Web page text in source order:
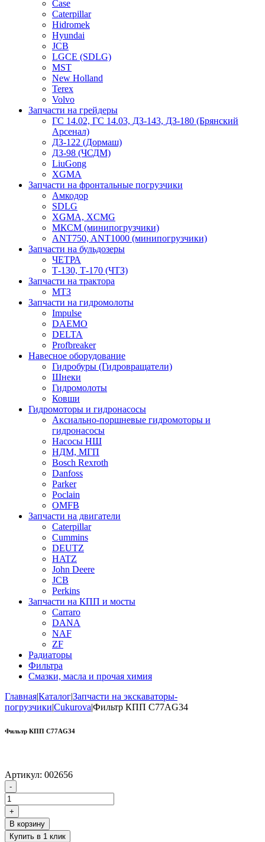
Case
Caterpillar
Hidromek
Hyundai
JCB
LGCE (SDLG)
MST
New Holland
Terex
Volvo
Запчасти на грейдеры
ГС 14.02, ГС 14.03, ДЗ-143, ДЗ-180 (Брянский
Арсенал)
ДЗ-122 (Дормаш)
ДЗ-98 (ЧСДМ)
LiuGong
XGMA
Запчасти на фронтальные погрузчики
Амкодор
SDLG
XGMA, XCMG
МКСМ (минипогрузчики)
ANT750, ANT1000 (минипогрузчики)
Запчасти на бульдозеры
ЧЕТРА
Т-130, Т-170 (ЧТЗ)
Запчасти на трактора
МТЗ
Запчасти на гидромолоты
Impulse
DAEMO
DELTA
Profbreaker
Навесное оборудование
Гидробуры (Гидровращатели)
Шнеки
Гидромолоты
Ковши
Гидромоторы и гидронасосы
Аксиально-поршневые гидромоторы и
гидронасосы
Насосы НШ
НДМ, МГП
Bosch Rexroth
Danfoss
Parker
Poclain
OMFB
Запчасти на двигатели
Caterpillar
Cummins
DEUTZ
HATZ
John Deere
JCB
Perkins
Запчасти на КПП и мосты
Carraro
DANA
NAF
ZF
Радиаторы
Фильтра
Смазки, масла и прочая химия
Главная|Каталог|Запчасти на экскаваторы-
погрузчики|Cukurova|Фильтр КПП C77AG34
Фильтр КПП C77AG34
Артикул: 002656
Количество
товара
Фильтр
КПП
C77AG34
-
+
В корзину
Купить в 1 клик